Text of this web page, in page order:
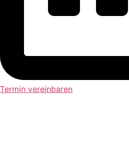
Termin vereinbaren